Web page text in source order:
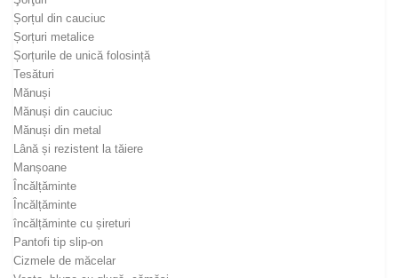
Șorțul din cauciuc
Șorțuri metalice
Șorțurile de unică folosință
Tesături
Mănuși
Mănuși din cauciuc
Mănuși din metal
Lână și rezistent la tăiere
Manșoane
Încălțăminte
Încălțăminte
încălțăminte cu șireturi
Pantofi tip slip-on
Cizmele de măcelar